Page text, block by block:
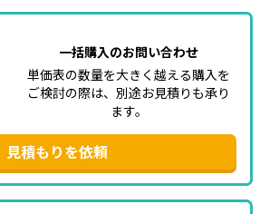
一括購入のお問い合わせ
単価表の数量を大きく越える購入を
ご検討の際は、別途お見積りも承り
ます。
見積もりを依頼